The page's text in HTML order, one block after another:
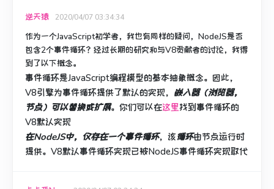
逆天猿 2020/04/07 03:34:34
作为一个JavaScript初学者，我也有同样的疑问，NodeJS是否
包含2个事件循环？ 经过长期的研究和与V8贡献者的讨论，我得
到了以下概念。
事件循环是JavaScript编程模型的基本抽象概念。 因此，
V8引擎为事件循环提供了默认的实现， 嵌入器（浏览器，
节点）可以替换或扩展。 你们可以在这里找到事件循环的
V8默认实现
在NodeJS中，仅存在一个事件循环，该循环由节点运行时
提供。 V8默认事件循环实现已被NodeJS事件循环实现取代